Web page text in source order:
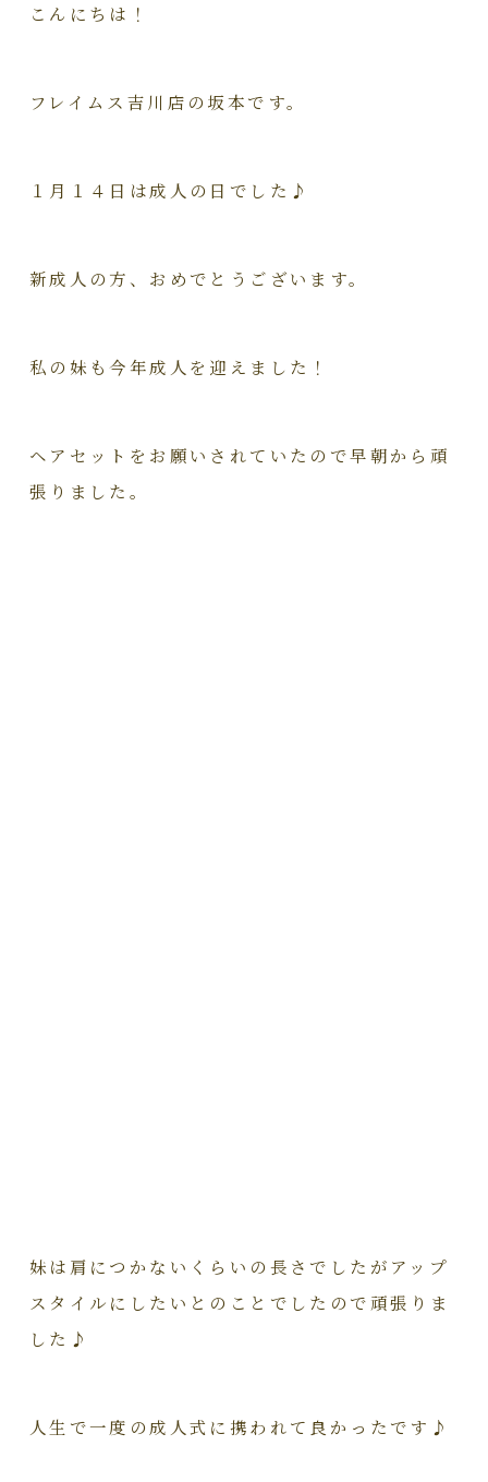
こんにちは！
フレイムス吉川店の坂本です。
１月１４日は成人の日でした♪
新成人の方、おめでとうございます。
私の妹も今年成人を迎えました！
ヘアセットをお願いされていたので早朝から頑
張りました。
妹は肩につかないくらいの長さでしたがアップ
スタイルにしたいとのことでしたので頑張りま
した♪
人生で一度の成人式に携われて良かったです♪